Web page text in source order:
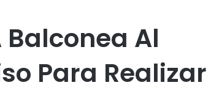
Balconea Al
Para Realizar